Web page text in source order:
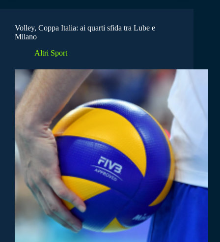
Volley, Coppa Italia: ai quarti sfida tra Lube e
Milano
Altri Sport